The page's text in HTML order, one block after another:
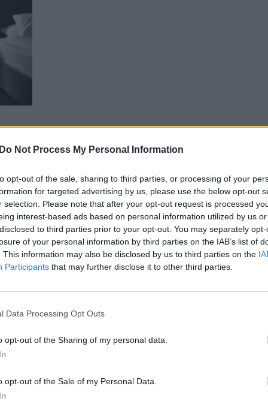
Do Not Process My Personal Information
opt-out of the sale, sharing to third parties, or processing of your
for targeted advertising by us, please use the below opt-out
selection. Please note that after your opt-out request is processed
interest-based ads based on personal information utilized by us
to third parties prior to your opt-out. You may separately
of your personal information by third parties on the IAB’s list of
This information may also be disclosed by us to third parties on the
Participants that may further disclose it to other third parties.
Data Processing Opt Outs
opt-out of the Sharing of my personal data.
opt-out of the Sale of my Personal Data.
skyrybas bei gimimo
JOKIŲ FILTRŲ su Saugirdu
Vaitulioniu
ritmu“ su Saugirdu Vaitulioniu
00:00:40
su A. Jagelavičiūte
bei draugai:
atvyko tarti mama
„Pokalbiai prie jūros. Atostogų
ritmu“ 2022-08-20
Žinios | Gyvenimo būdas
00:02:08
apie dvigubus
N. Bierancui keiksmai
Gyvenimo būdas
S. Vaitulionis įvardijo, kaip